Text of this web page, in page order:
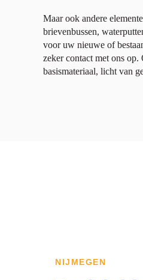
Maar ook andere
brievenbussen,
voor uw nieuwe of
zeker contact met ons
basismateriaal, licht van
NIJMEGEN